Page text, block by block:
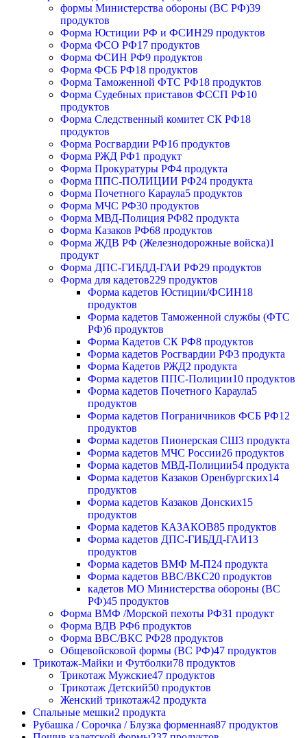
формы Министерства обороны (ВС РФ)39
продуктов
Форма Юстиции РФ и ФСИН29 продуктов
Форма ФСО РФ17 продуктов
Форма ФСИН РФ9 продуктов
Форма ФСБ РФ18 продуктов
Форма Таможенной ФТС РФ18 продуктов
Форма Судебных приставов ФССП РФ10
продуктов
Форма Следственный комитет СК РФ18
продуктов
Форма Росгвардии РФ16 продуктов
Форма РЖД РФ1 продукт
Форма Прокуратуры РФ4 продукта
Форма ППС-ПОЛИЦИИ РФ24 продукта
Форма Почетного Караула5 продуктов
Форма МЧС РФ30 продуктов
Форма МВД-Полиция РФ82 продукта
Форма Казаков РФ68 продуктов
Форма ЖДВ РФ (Железнодорожные войска)1
продукт
Форма ДПС-ГИБДД-ГАИ РФ29 продуктов
Форма для кадетов229 продуктов
Форма кадетов Юстиции/ФСИН18
продуктов
Форма кадетов Таможенной службы (ФТС
РФ)6 продуктов
Форма Кадетов СК РФ8 продуктов
Форма кадетов Росгвардии РФ3 продукта
Форма Кадетов РЖД2 продукта
Форма кадетов ППС-Полиции10 продуктов
Форма кадетов Почетного Караула5
продуктов
Форма кадетов Пограничников ФСБ РФ12
продуктов
Форма кадетов Пионерская СШ3 продукта
Форма кадетов МЧС России26 продуктов
Форма кадетов МВД-Полиции54 продукта
Форма кадетов Казаков Оренбургских14
продуктов
Форма кадетов Казаков Донских15
продуктов
Форма кадетов КАЗАКОВ85 продуктов
Форма кадетов ДПС-ГИБДД-ГАИ13
продуктов
Форма кадетов ВМФ М-П24 продукта
Форма кадетов ВВС/ВКС20 продуктов
кадетов МО Министерства обороны (ВС
РФ)45 продуктов
Форма ВМФ /Морской пехоты РФ31 продукт
Форма ВДВ РФ6 продуктов
Форма ВВС/ВКС РФ28 продуктов
Общевойсковой формы (ВС РФ)47 продуктов
Трикотаж-Майки и Футболки78 продуктов
Трикотаж Мужские47 продуктов
Трикотаж Детский50 продуктов
Женский трикотаж42 продукта
Спальные мешки2 продукта
Рубашка / Сорочка / Блузка форменная87 продуктов